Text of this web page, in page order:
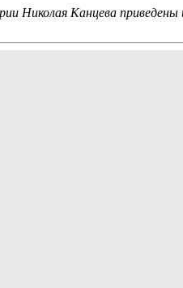
Николая Канцева